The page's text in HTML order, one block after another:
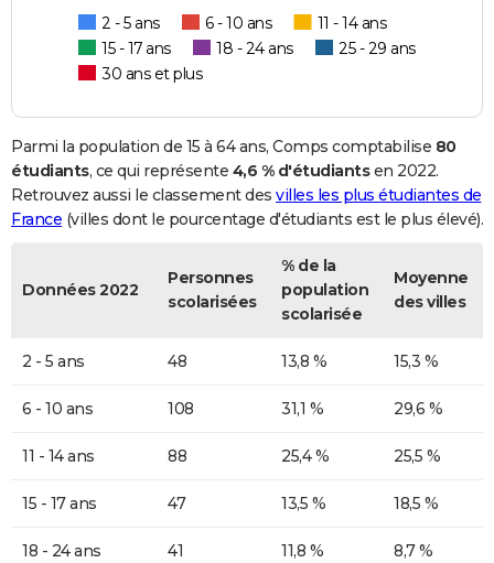
2 - 5 ans 6 - 10 ans
11 - 14 ans
15 - 17 ans
18 - 24 ans
25 - 29 ans
30 ans et plus
Parmi la population de 15 à 64 ans, Comps comptabilise 80
étudiants, ce qui représente 4,6 % d'étudiantsen 2022.
Retrouvez aussi le classement des villes les plus étudiantes de
France (villes dont le pourcentage d'étudiants est le plus élevé).
Données 2022
Personnes
scolarisées
% de la
population
scolarisée
Moyenne
des villes
2 - 5 ans 48 13,8 % 15,3 %
6 - 10 ans 108 31,1 % 29,6 %
11 - 14 ans 88 25,4 % 25,5 %
15 - 17 ans 47 13,5 % 18,5 %
18 - 24 ans 41 11,8 % 8,7 %